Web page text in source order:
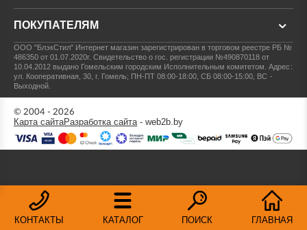
КОНТАКТЫ КАТАЛОГ ПОИСК ГЛАВНАЯ
ПОКУПАТЕЛЯМ
ООО "БлэкСтил" Интернет магазин зарегистрирован в торговом реестре РБ №
486350 от 01.07.2020г.Свидетельство о гос. регистрации №490870118 от
10.04.2012 выдано Гомельским городским Исполнительным комитетом.Адрес:
ул. Кооперативная, 30, г. Гомель; ПН-ПТ 08:00-18:00, СБ 08:00-15:00, ВС -
Выходной.
© 2004 - 2026
Карта сайтаРазработка сайта- web2b.by